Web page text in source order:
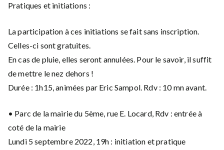
Pratiques et initiations :
La participation à ces initiations se fait sans inscription.
Celles-ci sont gratuites.
En cas de pluie, elles seront annulées. Pour le savoir, il suffit
de mettre le nez dehors !
Durée : 1h15, animées par Eric Sampol. Rdv : 10 mn avant.
• Parc de la mairie du 5ème, rue E. Locard, Rdv : entrée à
coté de la mairie
Lundi 5 septembre 2022, 19h : initiation et pratique